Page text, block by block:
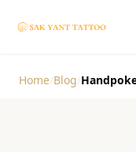
Home Blog